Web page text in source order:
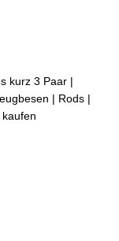
kurz 3 Paar |
| Rods |